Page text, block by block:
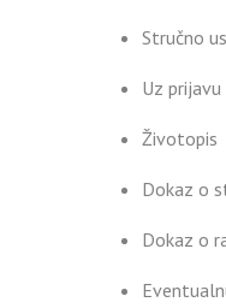
Stručno
Uz
Životopis
Dokaz o
Dokaz o